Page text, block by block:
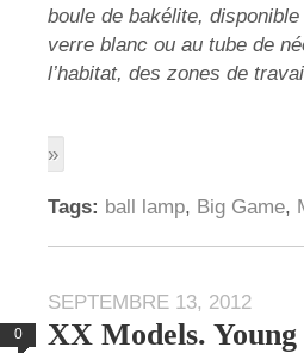
boule de bakélite,
verre blanc ou au tube de
l’habitat, des zones de
»
Tags: ball lamp, Big Game,
SEPTEMBRE 13, 2012
0 XX Models.